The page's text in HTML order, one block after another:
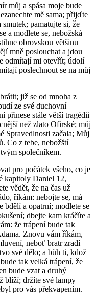
můj a spása moje bude
mě sama; přijďte
pamatujte si, že
a modlete se, nebožská
obrovskou většinu
mně poslouchat a jdou
odmítají mi otevřít; údolí
poslechnout se na můj
již se od mnoha z
ze své duchovní
přinese stále větší tragédii
než zlato Ofirské; můj
Spravedlnosti začala; Můj
Co z tebe, nebožští
společníkem.
pro počátek všeho, co je
kapitoly Daniel 12,
vědět, že na čas už
říkám: nebojte se, má
bdělí a opatrní; modlete se
dbejte kam kráčíte a
že trápení bude tak
Znovu vám říkám,
neboť bratr zradí
své dělo; a bůh ti, kdož
tak velká trápení, že
bude vzat a druhý
blíží; držíte své lampy
pro vás překvapením.